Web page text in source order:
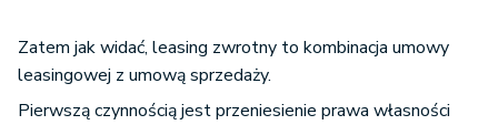
Zatem jak widać, leasing zwrotny to kombinacja umowy
leasingowej z umową sprzedaży.
Pierwszą czynnością jest przeniesienie prawa własności